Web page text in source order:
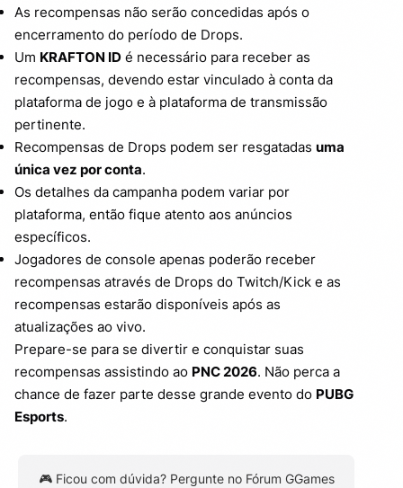
As recompensas não serão concedidas após o
encerramento do período de Drops.
Um KRAFTON ID é necessário para receber as
recompensas, devendo estar vinculado à conta da
plataforma de jogo e à plataforma de transmissão
pertinente.
Recompensas de Drops podem ser resgatadas uma
única vez por conta.
Os detalhes da campanha podem variar por
plataforma, então fique atento aos anúncios
específicos.
Jogadores de console apenas poderão receber
recompensas através de Drops do Twitch/Kick e as
recompensas estarão disponíveis após as
atualizações ao vivo.
Prepare-se para se divertir e conquistar suas
recompensas assistindo ao PNC 2026. Não perca a
chance de fazer parte desse grande evento do PUBG
Esports.
🎮 Ficou com dúvida? Pergunte no Fórum GGames